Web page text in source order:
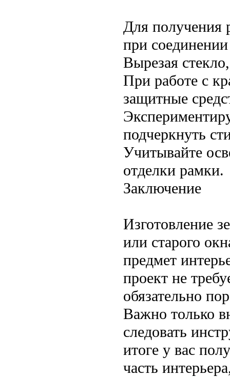
Для получения
при
Вырезая
При работе с
защитные
подчеркнуть
Учитывайте
отделки рамки.
Заключение
Изготовление
или старого
предмет
проект не
обязательно
Важно только
следовать
итоге у вас
часть